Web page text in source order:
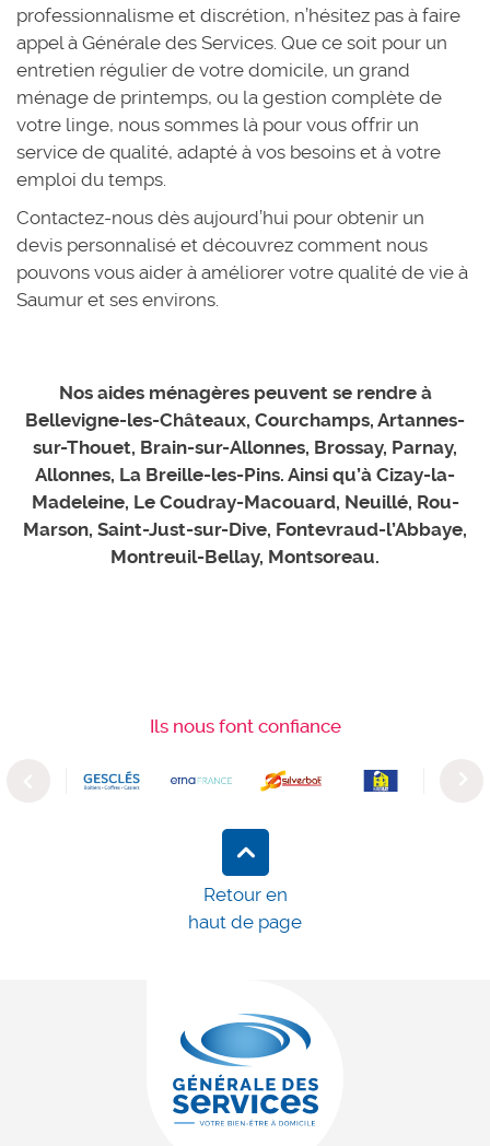
professionnalisme et discrétion, n’hésitez pas à faire
appel à Générale des Services. Que ce soit pour un
entretien régulier de votre domicile, un grand
ménage de printemps, ou la gestion complète de
votre linge, nous sommes là pour vous offrir un
service de qualité, adapté à vos besoins et à votre
emploi du temps.
Contactez-nous dès aujourd’hui pour obtenir un
devis personnalisé et découvrez comment nous
pouvons vous aider à améliorer votre qualité de vie à
Saumur et ses environs.
Nos aides ménagères peuvent se rendre à
Bellevigne-les-Châteaux, Courchamps, Artannes-
sur-Thouet, Brain-sur-Allonnes, Brossay, Parnay,
Allonnes, La Breille-les-Pins. Ainsi qu’à Cizay-la-
Madeleine, Le Coudray-Macouard, Neuillé, Rou-
Marson, Saint-Just-sur-Dive, Fontevraud-l’Abbaye,
Montreuil-Bellay, Montsoreau.
Ils nous font confiance
Previous Next
Retour en
haut de page